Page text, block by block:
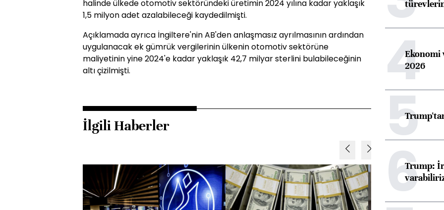
halinde ülkede otomotiv sektöründeki üretimin 2024 yılına kadar yaklaşık
1,5 milyon adet azalabileceği kaydedilmişti.
Açıklamada ayrıca İngiltere'nin AB'den anlaşmasız ayrılmasının ardından
uygulanacak ek gümrük vergilerinin ülkenin otomotiv sektörüne
maliyetinin yine 2024'e kadar yaklaşık 42,7 milyar sterlini bulabileceğinin
altı çizilmişti.
İlgili Haberler
4Ekonomi
2026
5
6
Trump: